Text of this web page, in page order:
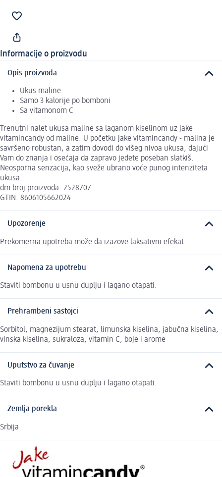
Informacije o proizvodu
Opis proizvoda
Ukus maline
Samo 3 kalorije po bomboni
Sa vitamonom C
Trenutni nalet ukusa maline sa laganom kiselinom uz jake
vitamincandy od maline. U početku jake vitamincandy - malina je
savršeno robustan, a zatim dovodi do višeg nivoa ukusa, dajući
Vam do znanja i osećaja da zapravo jedete poseban slatkiš.
Neosporna senzacija, kao sveže ubrano voće punog intenziteta
ukusa.
dm broj proizvoda: 2528707
GTIN: 8606105662024
Upozorenje
Prekomerna upotreba može da izazove laksativni efekat.
Napomena za upotrebu
Staviti bombonu u usnu duplju i lagano otapati.
Prehrambeni sastojci
Sorbitol, magnezijum stearat, limunska kiselina, jabučna kiselina,
vinska kiselina, sukraloza, vitamin C, boje i arome
Uputstvo za čuvanje
Staviti bombonu u usnu duplju i lagano otapati.
Zemlja porekla
Srbija